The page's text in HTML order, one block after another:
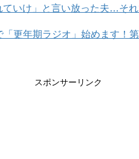
いけ」と言い放った夫…そ
「更年期ラジオ」始めます！
スポンサーリンク